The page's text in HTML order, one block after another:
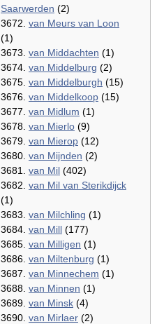
Saarwerden (2)
3672. van Meurs van Loon
(1)
3673. van Middachten (1)
3674. van Middelburg (2)
3675. van Middelburgh (15)
3676. van Middelkoop (15)
3677. van Midlum (1)
3678. van Mierlo (9)
3679. van Mierop (12)
3680. van Mijnden (2)
3681. van Mil (402)
3682. van Mil van Sterikdijck
(1)
3683. van Milchling (1)
3684. van Mill (177)
3685. van Milligen (1)
3686. van Miltenburg (1)
3687. van Minnechem (1)
3688. van Minnen (1)
3689. van Minsk (4)
3690. van Mirlaer (2)